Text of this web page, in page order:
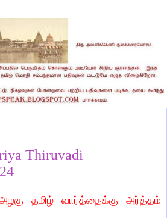
Thiruvadi
தமிழ் வார்த்தைக்கு அர்த்தம்